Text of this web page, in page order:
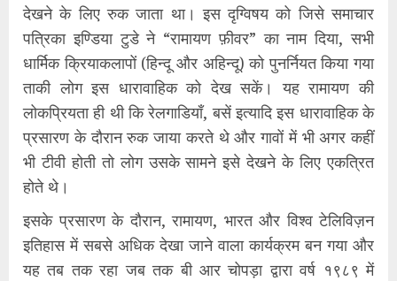
देखने के लिए रुक जाता था। इस दृग्विषय को जिसे समाचार
पत्रिका इण्डिया टुडे ने “रामायण फ़ीवर” का नाम दिया, सभी
धार्मिक क्रियाकलापों (हिन्दू और अहिन्दू) को पुनर्नियत किया गया
ताकी लोग इस धारावाहिक को देख सकें। यह रामायण की
लोकप्रियता ही थी कि रेलगाडियाँ, बसें इत्यादि इस धारावाहिक के
प्रसारण के दौरान रुक जाया करते थे और गावों में भी अगर कहीं
भी टीवी होती तो लोग उसके सामने इसे देखने के लिए एकत्रित
होते थे।
इसके प्रसारण के दौरान, रामायण, भारत और विश्व टेलिविज़न
इतिहास में सबसे अधिक देखा जाने वाला कार्यक्रम बन गया और
यह तब तक रहा जब तक बी आर चोपड़ा द्वारा वर्ष १९८९ में